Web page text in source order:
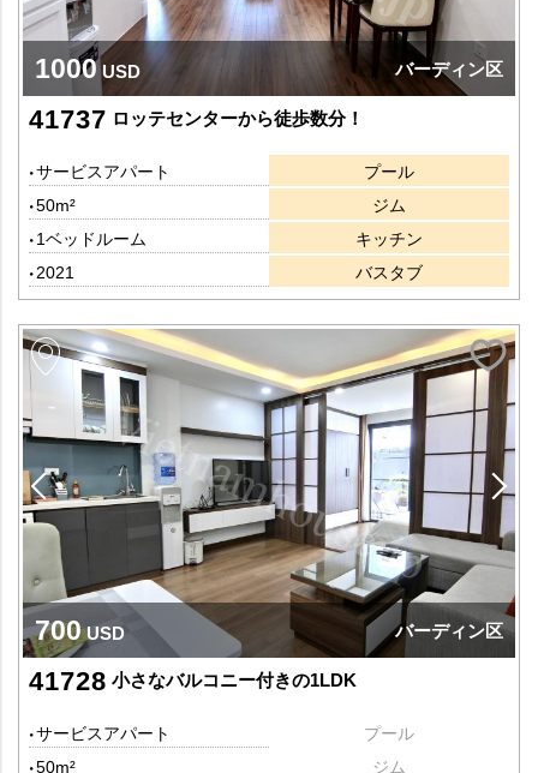
1000 USD バーディン区
41737 ロッテセンターから徒歩数分！
サービスアパート
50m²
1ベッドルーム
2021
プール
ジム
キッチン
バスタブ
700USD バーディン区
41728 小さなバルコニー付きの1LDK
サービスアパート
50m²
プール
ジム